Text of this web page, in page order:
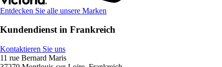
Entdecken Sie alle unsere Marken
Kundendienst in Frankreich
Kontaktieren Sie uns
11 rue Bernard Maris